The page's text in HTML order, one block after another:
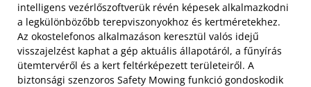
intelligens vezérlőszoftverük révén képesek alkalmazkodni
a legkülönbözőbb terepviszonyokhoz és kertméretekhez.
Az okostelefonos alkalmazáson keresztül valós idejű
visszajelzést kaphat a gép aktuális állapotáról, a fűnyírás
ütemtervéről és a kert feltérképezett területeiről. A
biztonsági szenzoros Safety Mowing funkció gondoskodik